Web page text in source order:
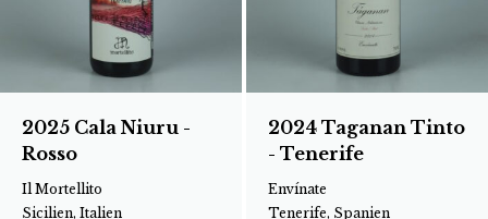
2025 Cala Niuru -
Rosso
Il Mortellito
Sicilien, Italien
2024 Taganan Tinto
- Tenerife
Envínate
Tenerife, Spanien